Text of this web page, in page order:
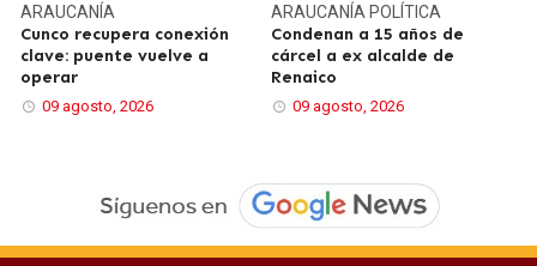
ARAUCANÍA
Cunco recupera conexión
clave: puente vuelve a
operar
09 agosto, 2026
ARAUCANÍA POLÍTICA
Condenan a 15 años de
cárcel a ex alcalde de
Renaico
09 agosto, 2026